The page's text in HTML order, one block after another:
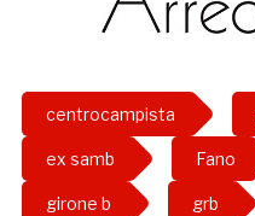
centrocampista
ex samb Fano
girone b grb